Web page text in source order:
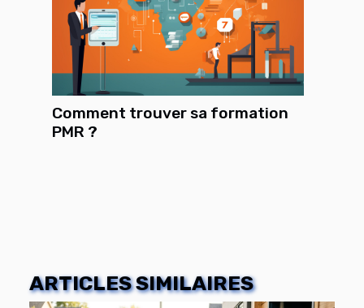
Comment trouver sa formation
PMR ?
ARTICLES SIMILAIRES